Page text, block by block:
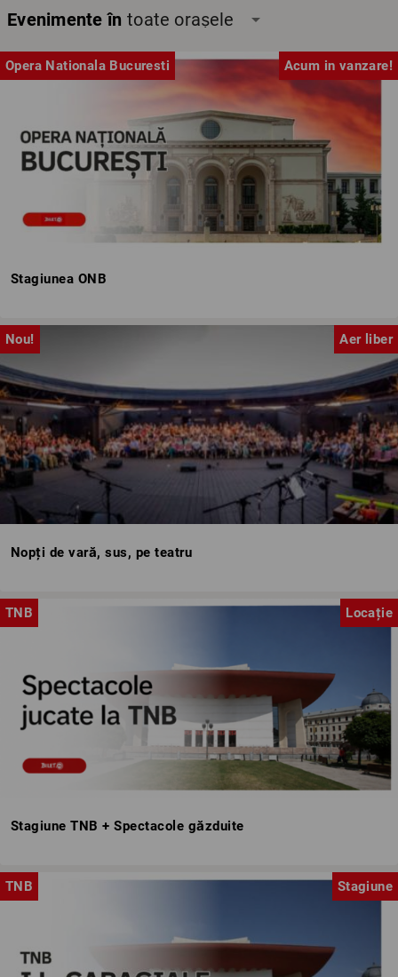
Evenimente în toate orașele arrow_drop_down
Opera Nationala Bucuresti Acum in vanzare!
Stagiunea ONB
Nou! Aer liber
Nopți de vară, sus, pe teatru
TNB Locație
Stagiune TNB + Spectacole găzduite
TNB Stagiune